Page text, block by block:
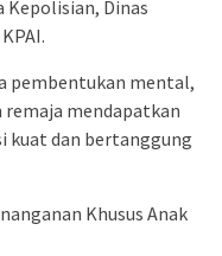
Dinas
pembentukan mental,
mendapatkan
kuat dan bertanggung
Khusus Anak